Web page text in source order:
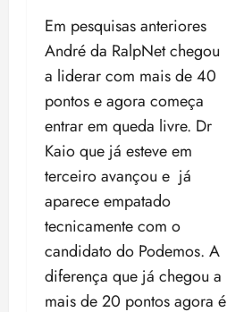
Em pesquisas anteriores
André da RalpNet chegou
a liderar com mais de 40
pontos e agora começa
entrar em queda livre. Dr
Kaio que já esteve em
terceiro avançou e já
aparece empatado
tecnicamente com o
candidato do Podemos. A
diferença que já chegou a
mais de 20 pontos agora é